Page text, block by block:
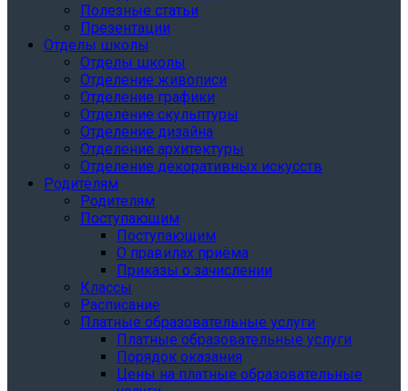
Полезные статьи
Презентации
Отделы школы
Отделы школы
Отделение живописи
Отделение графики
Отделение скульптуры
Отделение дизайна
Отделение архитектуры
Отделение декоративных искусств
Родителям
Родителям
Поступающим
Поступающим
О правилах приёма
Приказы о зачислении
Классы
Расписание
Платные образовательные услуги
Платные образовательные услуги
Порядок оказания
Цены на платные образовательные